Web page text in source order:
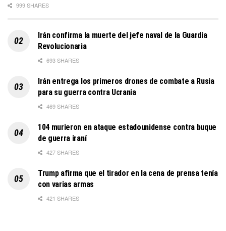
999 SHARES
Irán confirma la muerte del jefe naval de la Guardia
Revolucionaria
693 SHARES
Irán entrega los primeros drones de combate a Rusia
para su guerra contra Ucrania
469 SHARES
104 murieron en ataque estadounidense contra buque
de guerra iraní
427 SHARES
Trump afirma que el tirador en la cena de prensa tenía
con varias armas
421 SHARES